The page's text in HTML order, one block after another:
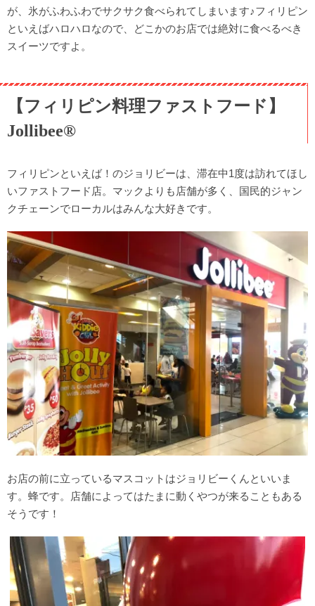
が、氷がふわふわでサクサク食べられてしまいます♪フィリピン
といえばハロハロなので、どこかのお店では絶対に食べるべき
スイーツですよ。
【フィリピン料理ファストフード】
Jollibee®︎
フィリピンといえば！のジョリビーは、滞在中1度は訪れてほし
いファストフード店。マックよりも店舗が多く、国民的ジャン
クチェーンでローカルはみんな大好きです。
お店の前に立っているマスコットはジョリビーくんといいま
す。蜂です。店舗によってはたまに動くやつが来ることもある
そうです！